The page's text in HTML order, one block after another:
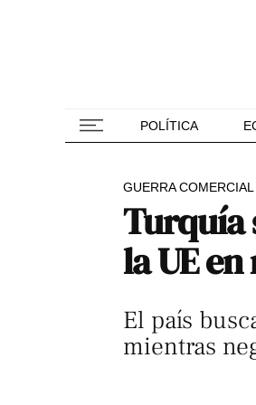
POLÍTICA
GUERRA COMERCIAL
Turquía
la UE
El país
mientras